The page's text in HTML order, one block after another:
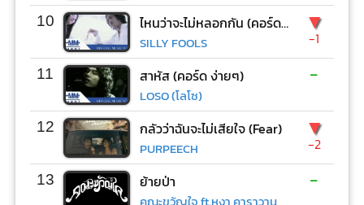
10 ไหนว่าจะไม่หลอกกัน (คอร์ด ง่ายๆ)
SILLY FOOLS
▼
-1
11 สาหัส (คอร์ด ง่ายๆ)
LOSO (โลโซ)
-
12 กลัวว่าฉันจะไม่เสียใจ (Fear)
PURPEECH
▼
-2
13 ย้ายป่า
คณะขวัญใจ ft.หงา คาราวาน
-